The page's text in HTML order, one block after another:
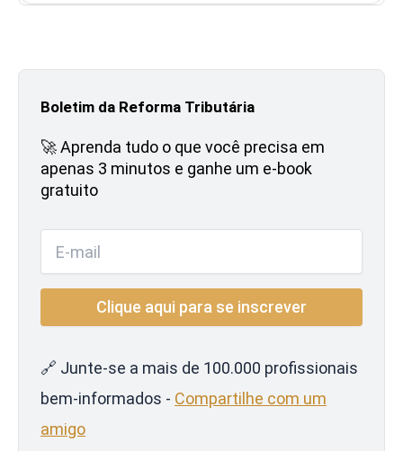
Boletim da Reforma Tributária
🚀 Aprenda tudo o que você precisa em
apenas 3 minutos e ganhe um e-book
gratuito
🔗 Junte-se a mais de 100.000 profissionais
bem-informados - Compartilhe com um
amigo